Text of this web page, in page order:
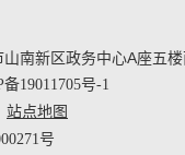
南新区政务中心A座五
备19011705号-1
站点地图
号